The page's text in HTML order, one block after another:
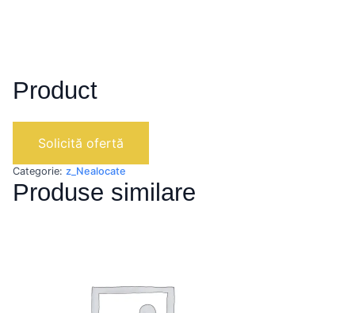
Product
Solicită ofertă
Categorie: z_Nealocate
Produse similare